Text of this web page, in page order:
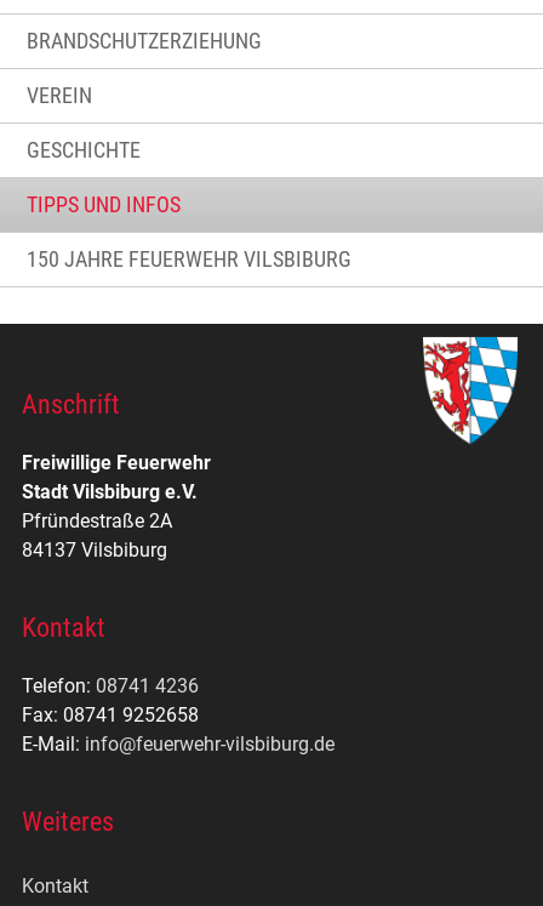
BRANDSCHUTZERZIEHUNG
VEREIN
GESCHICHTE
TIPPS UND INFOS
150 JAHRE FEUERWEHR VILSBIBURG
Anschrift
Freiwillige Feuerwehr
Stadt Vilsbiburg e.V.
Pfründestraße 2A
84137 Vilsbiburg
Kontakt
Telefon: 08741 4236
Fax: 08741 9252658
E-Mail: info@feuerwehr-vilsbiburg.de
Weiteres
Kontakt